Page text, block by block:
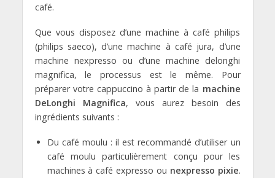
café.
Que vous disposez d’une machine à café philips
(philips saeco), d’une machine à café jura, d’une
machine nexpresso ou d’une machine delonghi
magnifica, le processus est le même. Pour
préparer votre cappuccino à partir de la machine
DeLonghi Magnifica, vous aurez besoin des
ingrédients suivants :
Du café moulu : il est recommandé d’utiliser un
café moulu particulièrement conçu pour les
machines à café expresso ou nexpresso pixie.